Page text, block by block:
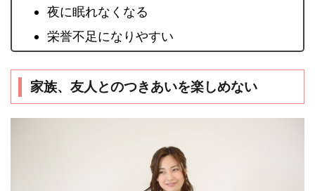
夜に眠れなくなる
栄誉不足になりやすい
家族、友人とのつきあいを楽しめない